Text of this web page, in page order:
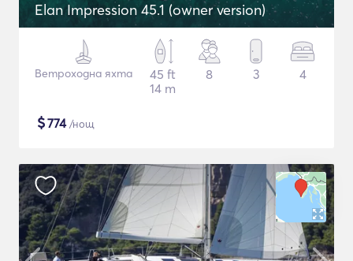
Elan Impression 45.1 (owner version)
Ветроходна яхта
45 ft
14 m
8 3 4
$774/нощ